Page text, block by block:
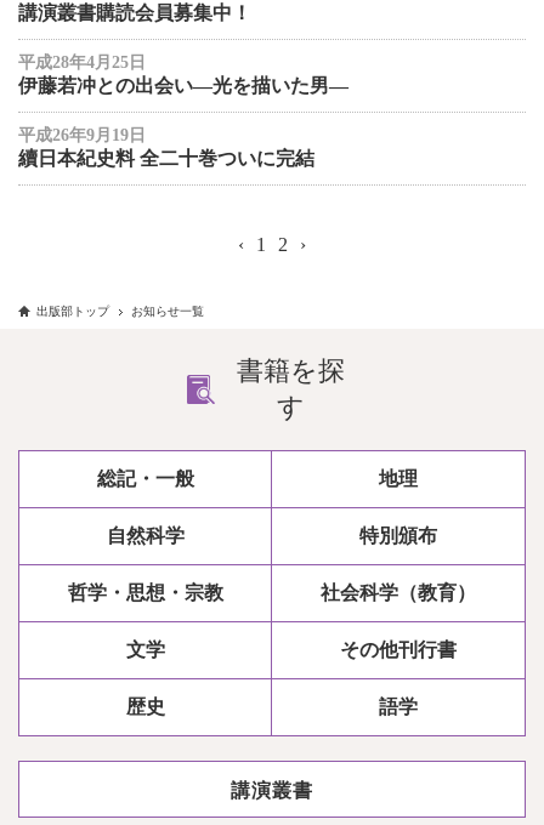
出版部トップ お知らせ一覧
講演叢書購読会員募集中！
平成28年4月25日
伊藤若冲との出会い―光を描いた男―
平成26年9月19日
續日本紀史料 全二十巻ついに完結
‹ 1 2 ›
書籍を探
す
総記・一般 地理
自然科学 特別頒布
哲学・思想・宗教 社会科学（教育）
文学 その他刊行書
歴史 語学
講演叢書